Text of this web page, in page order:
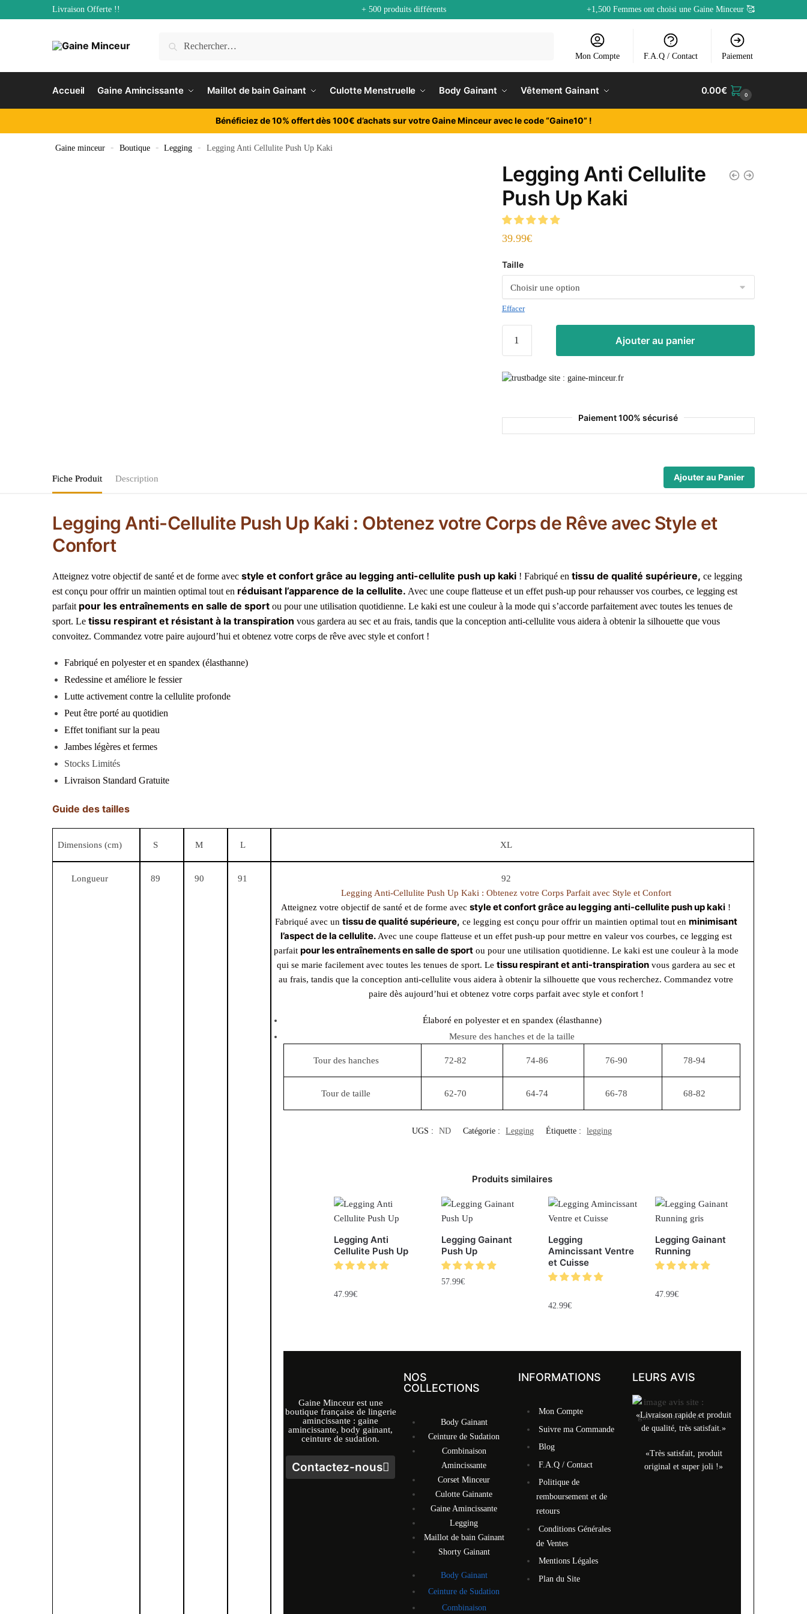
Livraison Offerte !! + 500 produits différents +1,500 Femmes ont choisi une Gaine Minceur 🥰
Mon Compte F.A.Q / Contact Paiement
Accueil Gaine Amincissante Maillot de bain Gainant Culotte Menstruelle Body Gainant Vêtement Gainant 0.00€ 0
Bénéficiez de 10% offert dès 100€ d’achats sur votre Gaine Minceur avec le code “Gaine10” !
Gaine minceur » Boutique » Legging » Legging Anti Cellulite Push Up Kaki
Legging Anti Cellulite
Push Up Kaki
39.99€
Taille
Effacer
Ajouter au panier
Paiement 100% sécurisé
Fiche Produit Description Ajouter au Panier
Legging Anti-Cellulite Push Up Kaki : Obtenez votre Corps de Rêve avec Style et
Confort
Atteignez votre objectif de santé et de forme avecstyle et confort grâce au legging anti-cellulite push up kaki ! Fabriqué entissu de qualité supérieure, ce legging
est conçu pour offrir un maintien optimal tout en réduisant l’apparence de la cellulite. Avec une coupe flatteuse et un effet push-up pour rehausser vos courbes, ce legging est
parfait pour les entraînements en salle de sport ou pour une utilisation quotidienne. Le kaki est une couleur à la mode qui s’accorde parfaitement avec toutes les tenues de
sport. Letissu respirant et résistant à la transpiration vous gardera au sec et au frais, tandis que la conception anti-cellulite vous aidera à obtenir la silhouette que vous
convoitez. Commandez votre paire aujourd’hui et obtenez votre corps de rêve avec style et confort !
Fabriqué en polyester et en spandex (élasthanne)
Redessine et améliore le fessier
Lutte activement contre la cellulite profonde
Peut être porté au quotidien
Effet tonifiant sur la peau
Jambes légères et fermes
Stocks Limités
Livraison Standard Gratuite
Guide des tailles
Dimensions (cm) S M L XL
Longueur 89 90 91
92
Legging Anti-Cellulite Push Up Kaki : Obtenez votre Corps Parfait avec Style et Confort
Atteignez votre objectif de santé et de forme avecstyle et confort grâce au legging anti-cellulite push up kaki !
Fabriqué avec un tissu de qualité supérieure, ce legging est conçu pour offrir un maintien optimal tout en minimisant
l’aspect de la cellulite.Avec une coupe flatteuse et un effet push-up pour mettre en valeur vos courbes, ce legging est
parfait pour les entraînements en salle de sportou pour une utilisation quotidienne. Le kaki est une couleur à la mode
qui se marie facilement avec toutes les tenues de sport. Letissu respirant et anti-transpiration vous gardera au sec et
au frais, tandis que la conception anti-cellulite vous aidera à obtenir la silhouette que vous recherchez. Commandez votre
paire dès aujourd’hui et obtenez votre corps parfait avec style et confort !
Élaboré en polyester et en spandex (élasthanne)
Mesure des hanches et de la taille
Tour des hanches 72-82 74-86 76-90 78-94
Tour de taille 62-70 64-74 66-78 68-82
UGS : ND Catégorie : Legging Étiquette : legging
Produits similaires
Legging Anti
Cellulite Push Up
47.99€
Legging Gainant
Push Up
57.99€
Legging
Amincissant Ventre
et Cuisse
42.99€
Legging Gainant
Running
47.99€
Gaine Minceur est une
boutique française de lingerie
amincissante : gaine
amincissante, body gainant,
ceinture de sudation.
Contactez-nous
NOS
COLLECTIONS
Body Gainant
Ceinture de Sudation
Combinaison
Amincissante
Corset Minceur
Culotte Gainante
Gaine Amincissante
Legging
Maillot de bain Gainant
Shorty Gainant
Body Gainant
Ceinture de Sudation
Combinaison
INFORMATIONS
Mon Compte
Suivre ma Commande
Blog
F.A.Q / Contact
Politique de
remboursement et de
retours
Conditions Générales
de Ventes
Mentions Légales
Plan du Site
LEURS AVIS
«Livraison rapide et produit
de qualité, très satisfait.»
«Très satisfait, produit
original et super joli !»